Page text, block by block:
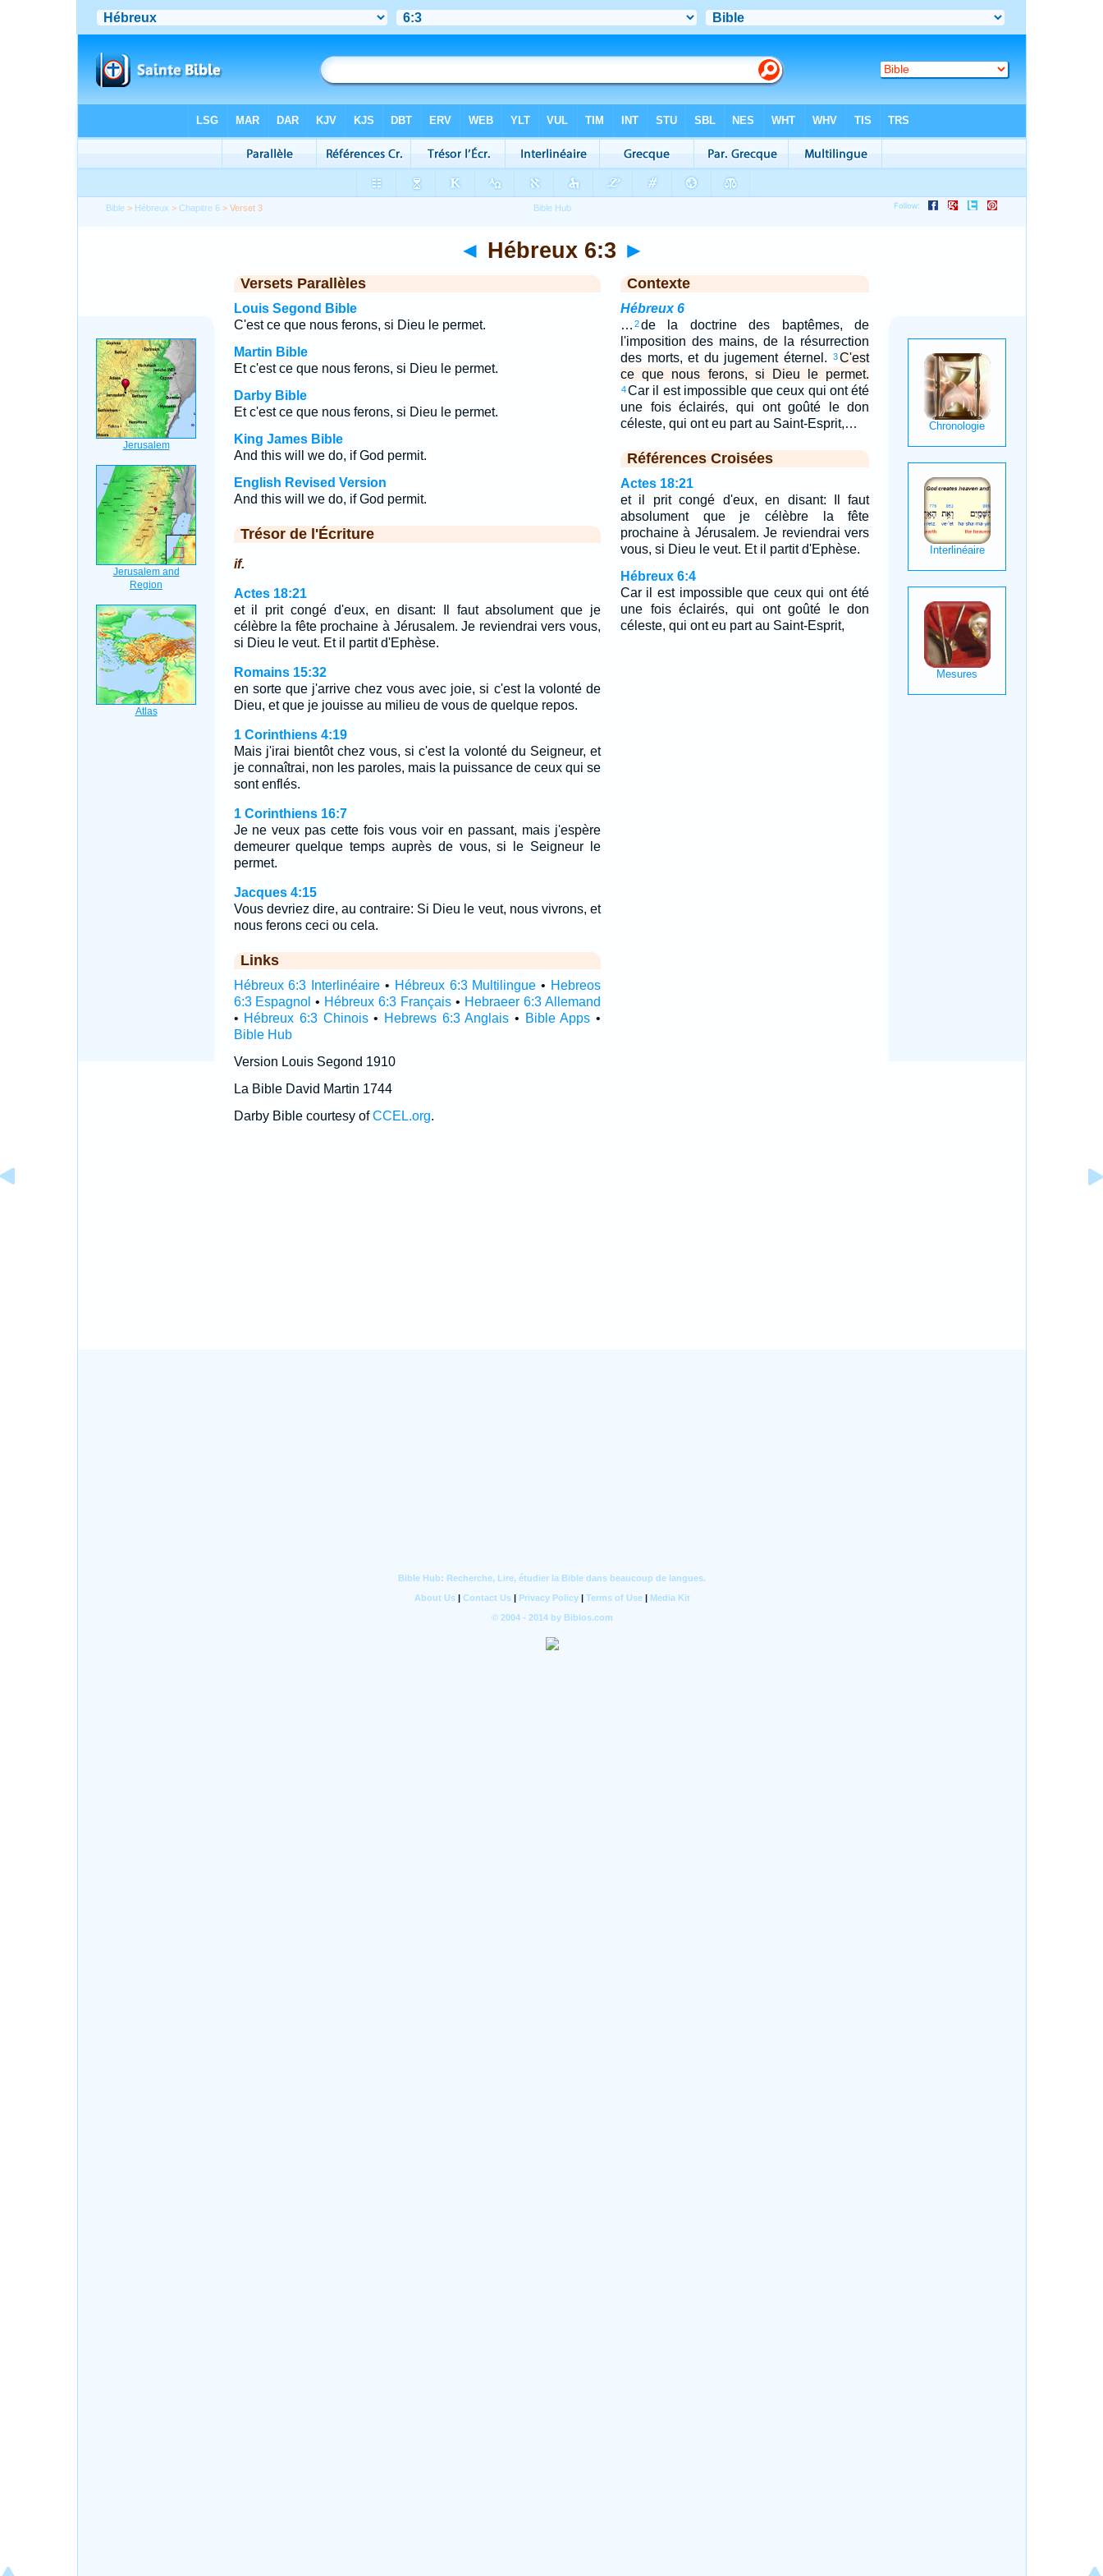
Bible > Hébreux >Chapitre 6 > Verset 3
◄ Hébreux 6:3 ►
Versets Parallèles
Louis Segond Bible
C'est ce que nous ferons, si Dieu le permet.
Martin Bible
Et c'est ce que nous ferons, si Dieu le permet.
Darby Bible
Et c'est ce que nous ferons, si Dieu le permet.
King James Bible
And this will we do, if God permit.
English Revised Version
And this will we do, if God permit.
Trésor de l'Écriture
if.
Actes 18:21
et il prit congé d'eux, en disant: Il faut absolument que je
célèbre la fête prochaine à Jérusalem. Je reviendrai vers vous,
si Dieu le veut. Et il partit d'Ephèse.
Romains 15:32
en sorte que j'arrive chez vous avec joie, si c'est la volonté de
Dieu, et que je jouisse au milieu de vous de quelque repos.
1 Corinthiens 4:19
Mais j'irai bientôt chez vous, si c'est la volonté du Seigneur, et
je connaîtrai, non les paroles, mais la puissance de ceux qui se
sont enflés.
1 Corinthiens 16:7
Je ne veux pas cette fois vous voir en passant, mais j'espère
demeurer quelque temps auprès de vous, si le Seigneur le
permet.
Jacques 4:15
Vous devriez dire, au contraire: Si Dieu le veut, nous vivrons, et
nous ferons ceci ou cela.
Links
Hébreux 6:3 Interlinéaire • Hébreux 6:3 Multilingue • Hebreos
6:3 Espagnol • Hébreux 6:3 Français • Hebraeer 6:3 Allemand
• Hébreux 6:3 Chinois• Hebrews 6:3 Anglais • Bible Apps •
Bible Hub
Version Louis Segond 1910
La Bible David Martin 1744
Darby Bible courtesy ofCCEL.org.
Contexte
Hébreux 6
… 2de la doctrine des baptêmes, de
l'imposition des mains, de la résurrection
des morts, et du jugement éternel.
3 C'est
ce que nous ferons, si Dieu le permet.
4Car il est impossible que ceux qui ont été
une fois éclairés, qui ont goûté le don
céleste, qui ont eu part au Saint-Esprit,…
Références Croisées
Actes 18:21
et il prit congé d'eux, en disant: Il faut
absolument que je célèbre la fête
prochaine à Jérusalem. Je reviendrai vers
vous, si Dieu le veut. Et il partit d'Ephèse.
Hébreux 6:4
Car il est impossible que ceux qui ont été
une fois éclairés, qui ont goûté le don
céleste, qui ont eu part au Saint-Esprit,